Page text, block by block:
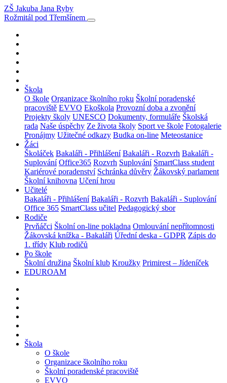
ZŠ Jakuba Jana Ryby
Rožmitál pod Třemšínem
Škola
O škole Organizace školního roku Školní poradenské
pracoviště EVVO Ekoškola Provozní doba a zvonění
Projekty školy UNESCO Dokumenty, formuláře Školská
rada Naše úspěchy Ze života školy Sport ve škole Fotogalerie
Pronájmy Užitečné odkazy Budka on-line Meteostanice
Žáci
Školáček Bakaláři - Přihlášení Bakaláři - Rozvrh Bakaláři -
Suplování Office365 Rozvrh Suplování SmartClass student
Kariérové poradenství Schránka důvěry Žákovský parlament
Školní knihovna Učení hrou
Učitelé
Bakaláři - Přihlášení Bakaláři - Rozvrh Bakaláři - Suplování
Office 365 SmartClass učitel Pedagogický sbor
Rodiče
Prvňáčci Školní on-line pokladna Omlouvání nepřítomnosti
Žákovská knížka - Bakaláři Úřední deska - GDPR Zápis do
1. třídy Klub rodičů
Po škole
Školní družina Školní klub Kroužky Primirest – Jídeníček
EDUROAM
Škola
O škole
Organizace školního roku
Školní poradenské pracoviště
EVVO